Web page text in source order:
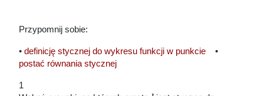
Przypomnij sobie:
• definicję stycznej do wykresu funkcji w punkcie •
postać równania stycznej
1